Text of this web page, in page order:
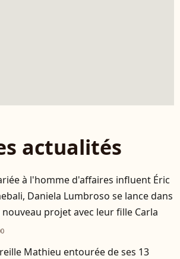
actualités
à l'homme d'affaires influent Éric
Daniela Lumbroso se lance dans
nouveau projet avec leur fille Carla
Mathieu entourée de ses 13